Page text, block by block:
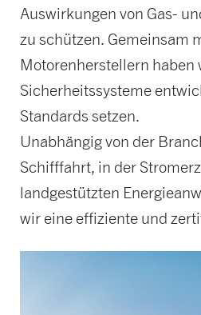
Auswirkungen von Gas-
zu schützen. Gemeinsam
Motorenherstellern haben
Sicherheitssysteme
Standards setzen.
Unabhängig von der
Schifffahrt, in der
landgestützten
wir eine effiziente und